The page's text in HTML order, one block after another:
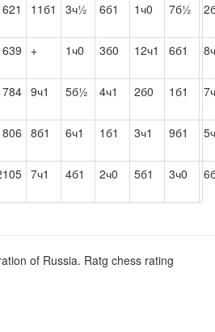
11б1 3ч½ 6б1 1ч0 7б½
+ 1ч0 3б0 12ч1 6б1
9ч1 5б½ 4ч1 2б0 1б1
8б1 6ч1 1б1 3ч1 9б1
7ч1 4б1 2ч0 5б1 3ч0
of Russia. Ratg chess rating